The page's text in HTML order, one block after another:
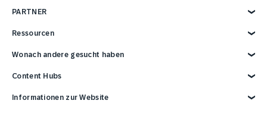
Technologieintegrationen
Customer Lifecycle Marketing
Conversational Messaging
In Store
Reise- und Tourismusbranche
Medien und Kommunikation
Warum SAP Engagement Cloud
SAP Engagement Cloud und SAP
Support
Karriere
Kontaktieren Sie uns
PARTNER
Partner Connect Ecosystem
Partner*in werden
Werbeintegrationen
Google-Integrationen
Ressourcen
Überblick
Blog
Wonach andere gesucht haben
Handelsmarketing-Lösung
Omnichannel-Marketinglösung
Content Hubs
Engage with SAP ONLINE
Informationen zur Website